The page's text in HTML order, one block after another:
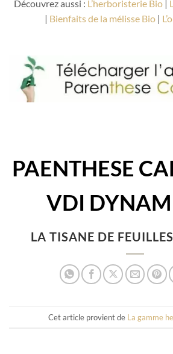
Découvrez aussi : L’herboristerie Bio |
| Bienfaits de la mélisse Bio|
PAENTHESE
VDI
LA TISANE DE
Cet article provient de La gamme